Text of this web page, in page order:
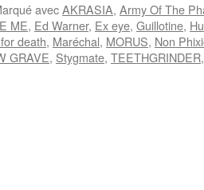
avecAKRASIA, Army Of The
ME, Ed Warner, Ex eye, Guillotine,
death, Maréchal, MORUS, Non
GRAVE, Stygmate, TEETHGRINDER